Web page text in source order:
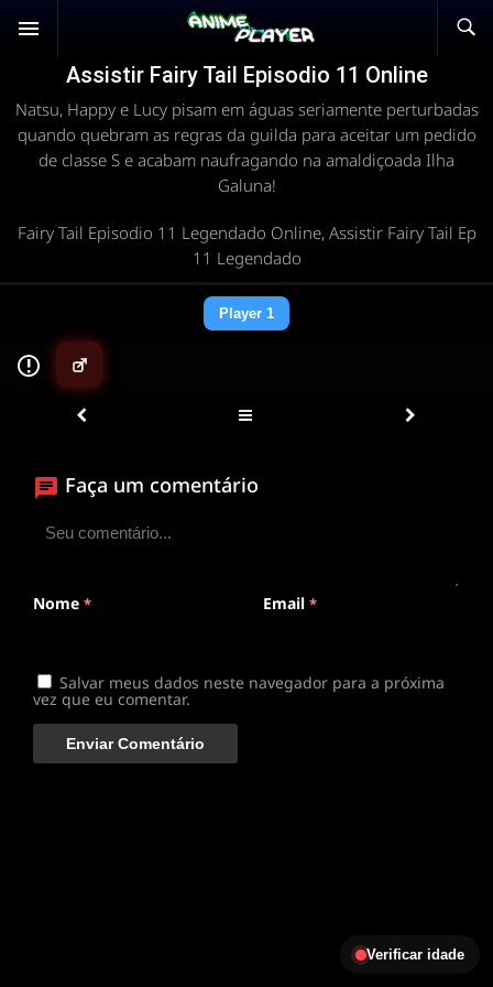
Assistir Fairy Tail Episodio 11 Online
Natsu, Happy e Lucy pisam em águas seriamente perturbadas
quando quebram as regras da guilda para aceitar um pedido
de classe S e acabam naufragando na amaldiçoada Ilha
Galuna!
Fairy Tail Episodio 11 Legendado Online, Assistir Fairy Tail Ep
11 Legendado
Player 1
▶
ANIMEPLAYER
Clique para assistir
Faça um comentário
Nome * Email *
Salvar meus dados neste navegador para a próxima
vez que eu comentar.
Verificar idade